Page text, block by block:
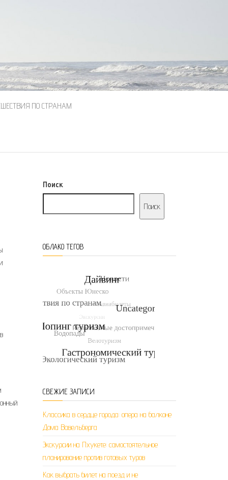
ПО СТРАНАМ
Поиск
Поиск
ОБЛАКО ТЕГОВ
СВЕЖИЕ ЗАПИСИ
Классика в сердце города: опера на балконе
Дома Вавельберга
Экскурсии на Пхукете: самостоятельное
планирование против готовых туров
Как выбрать билет на поезд и не